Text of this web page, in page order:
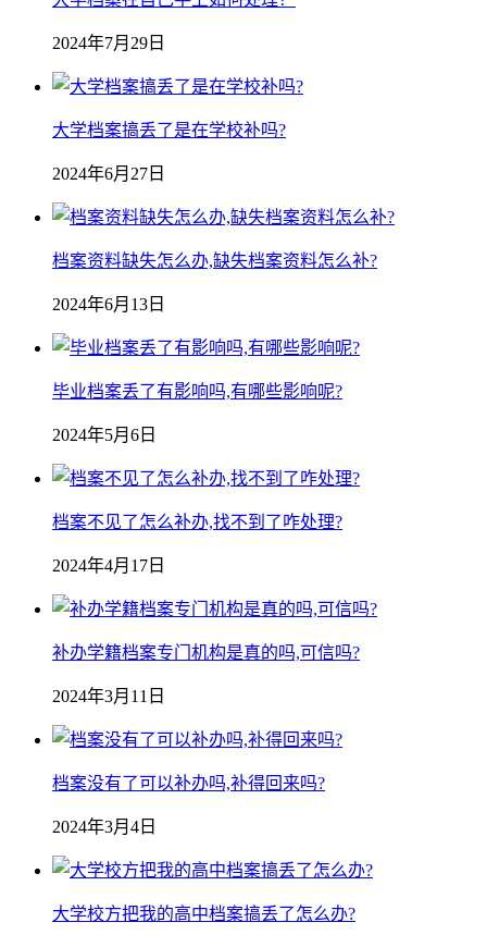
2024年7月29日
大学档案搞丢了是在学校补吗?
2024年6月27日
档案资料缺失怎么办,缺失档案资料怎么补?
2024年6月13日
毕业档案丢了有影响吗,有哪些影响呢?
2024年5月6日
档案不见了怎么补办,找不到了咋处理?
2024年4月17日
补办学籍档案专门机构是真的吗,可信吗?
2024年3月11日
档案没有了可以补办吗,补得回来吗?
2024年3月4日
大学校方把我的高中档案搞丢了怎么办?